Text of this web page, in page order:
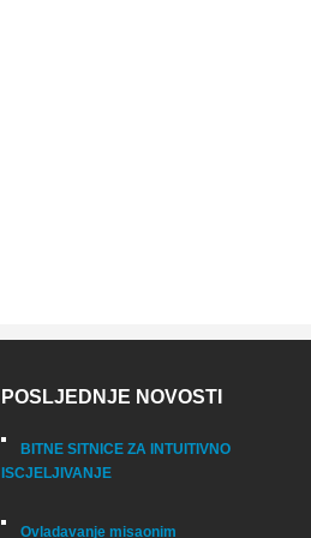
POSLJEDNJE NOVOSTI
BITNE SITNICE ZA INTUITIVNO
ISCJELJIVANJE
Ovladavanje misaonim